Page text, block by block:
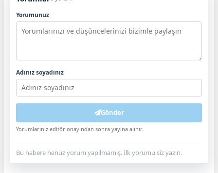
Yorumunuz
Adınız soyadınız
Gönder
Yorumlarınız editör onayından sonra yayına alınır.
Bu habere henüz yorum yapılmamış. İlk yorumu siz yazın.